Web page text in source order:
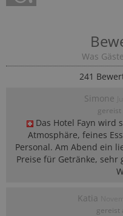
Was
241
Simone
gereist
Das Hotel Fayn wird
Atmosphäre, feines
Personal. Am Abend ein
Preise für Getränke, sehr
Katia
gereist